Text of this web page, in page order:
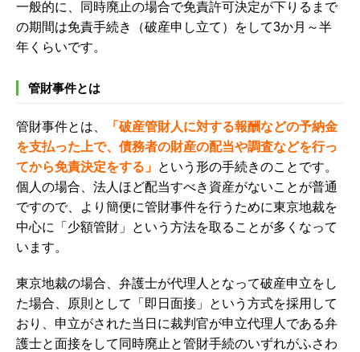
一般的に、同時廃止の場合で免責許可決定が下りるまで
の期間は免責手続き（破産申し立て）をして3か月～半
年くらいです。
管財事件とは
管財事件とは、
「破産管財人に対する報酬などの予納金
を支払った上で、債務者の財産の配当や調査などを行っ
てから免責決定をする」 という形の手続きのことです。
個人の場合、法人ほど配当すべき資産がないことが普通
ですので、より簡便に管財事件を行うために東京地裁を
中心に「少額管財」という方法を取ることが多くなって
います。
東京地裁の場合、弁護士が代理人となって破産申立をし
た場合、原則として「即日面接」という方式を採用して
おり、申立がされた当日に裁判官が申立代理人である弁
護士と面接をして同時廃止と管財手続のいずれがふさわ